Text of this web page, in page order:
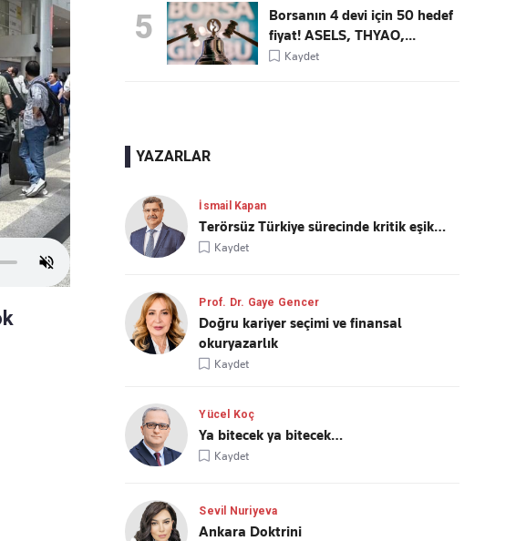
5
Borsanın 4 devi için 50 hedef
fiyat! ASELS, THYAO,...
Kaydet
YAZARLAR
İsmail Kapan
Terörsüz Türkiye sürecinde kritik eşik…
Kaydet
Prof. Dr. Gaye Gencer
Doğru kariyer seçimi ve finansal
okuryazarlık
Kaydet
Yücel Koç
Ya bitecek ya bitecek…
Kaydet
Sevil Nuriyeva
Ankara Doktrini